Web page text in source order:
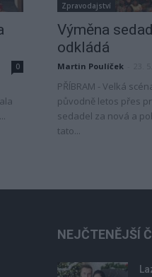
0
Zpravodajství
Výměna
odkládá
Martin Poulíček
PŘÍBRAM - Velká
původně letos přes
sedadel za nová a
tato...
NEJČTENĚJŠÍ